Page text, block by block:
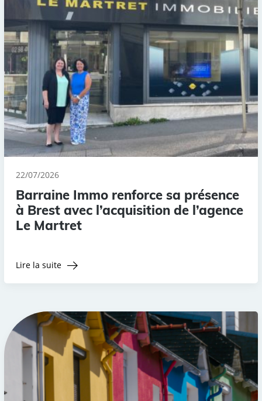
22/07/2026
Barraine Immo renforce sa présence
à Brest avec l’acquisition de l’agence
Le Martret
Lire la suite